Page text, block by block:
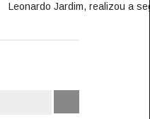
Leonardo Jardim, realizou a